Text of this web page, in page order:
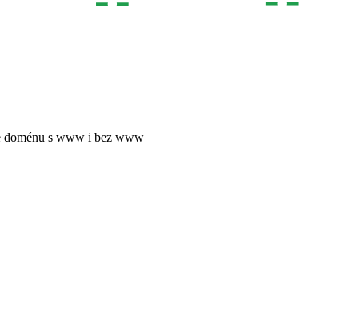
doménu s www i bez www